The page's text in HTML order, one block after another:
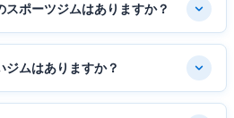
ポーツジムはありますか？
ムはありますか？